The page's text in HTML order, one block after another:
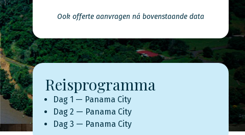
Ook offerte aanvragen ná bovenstaande data
Reisprogramma
Dag 1 — Panama City
Dag 2 — Panama City
Dag 3 — Panama City